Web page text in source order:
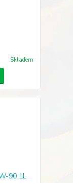
Skladem